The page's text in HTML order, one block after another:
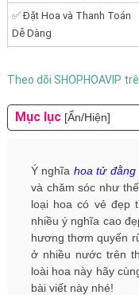
✅ Đặt Hoa và Thanh Toán
Dễ Dàng
Theo dõi SHOPHOAVIP
Mục lục [Ẩn/Hiện]
Ý nghĩa hoa tử đằng
và chăm sóc như
loại hoa có vẻ đẹp
nhiều ý nghĩa cao
hương thơm quyến
ở nhiều nước trên
loài hoa này hãy
bài viết này nhé!